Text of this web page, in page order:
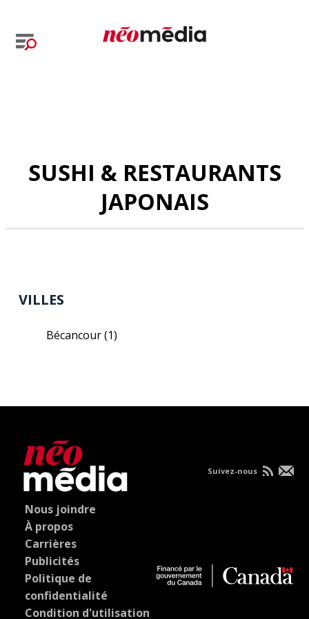
SUSHI & RESTAURANTS
JAPONAIS
VILLES
Bécancour(1)
Nous joindre
À propos
Carrières
Publicités
Politique de
confidentialité
Condition d'utilisation
Suivez-nous